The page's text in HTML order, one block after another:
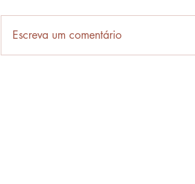
Palavra-ônibus
Escreva um comentário